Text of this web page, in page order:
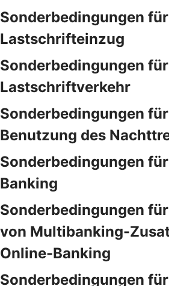
Sonderbedingungen
Lastschrifteinzug
Sonderbedingungen
Lastschriftverkehr
Sonderbedingungen
Benutzung des
Sonderbedingungen
Banking
Sonderbedingungen
von Multibanking-
Online-Banking
Sonderbedingungen